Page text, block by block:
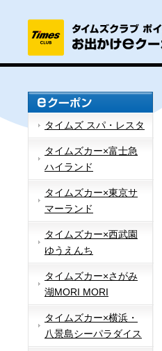
タイムズ スパ・レスタ
タイムズカー×富士急
ハイランド
タイムズカー×東京サ
マーランド
タイムズカー×西武園
ゆうえんち
タイムズカー×さがみ
湖MORI MORI
タイムズカー×横浜・
八景島シーパラダイス